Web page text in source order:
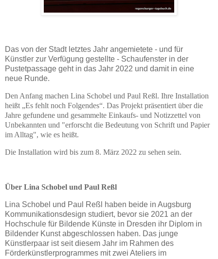
Das von der Stadt letztes Jahr angemietete - und für
Künstler zur Verfügung gestellte - Schaufenster in der
Pustetpassage geht in das Jahr 2022 und damit in eine
neue Runde.
Den Anfang machen Lina Schobel und Paul Reßl. Ihre Installation
heißt „Es fehlt noch Folgendes“. Das Projekt präsentiert über die
Jahre gefundene und gesammelte Einkaufs- und Notizzettel von
Unbekannten und "erforscht die Bedeutung von Schrift und Papier
im Alltag", wie es heißt.
Die Installation wird bis zum 8. März 2022 zu sehen sein.
Über Lina Schobel und Paul Reßl
Lina Schobel und Paul Reßl haben beide in Augsburg
Kommunikationsdesign studiert, bevor sie 2021 an der
Hochschule für Bildende Künste in Dresden ihr Diplom in
Bildender Kunst abgeschlossen haben. Das junge
Künstlerpaar ist seit diesem Jahr im Rahmen des
Förderkünstlerprogrammes mit zwei Ateliers im